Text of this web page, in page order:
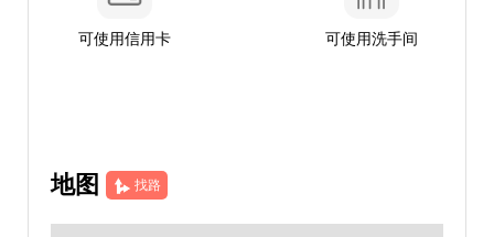
可使用信用卡 可使用洗手间
地图 找路